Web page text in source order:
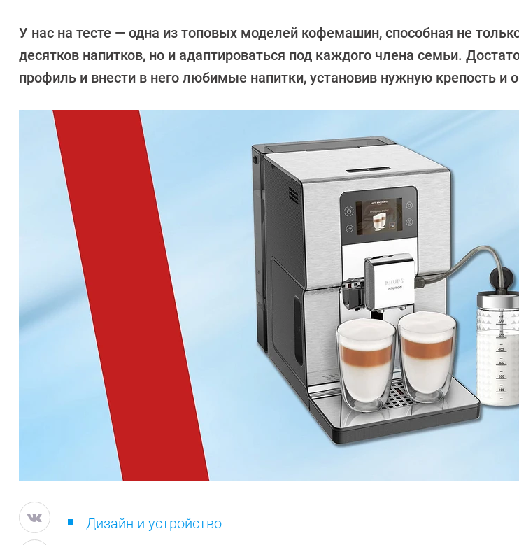
Воробьев
У нас на тесте — одна из топовых моделей кофемашин, способная не
десятков напитков, но и адаптироваться под каждого члена семьи.
профиль и внести в него любимые напитки, установив нужную крепость и
Дизайн и устройство